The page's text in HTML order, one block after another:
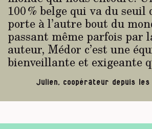
100 % belge qui va du seuil
porte à l’autre bout du
passant même parfois par
auteur, Médor c’est une
bienveillante et exigeante
Julien, coopérateur depuis